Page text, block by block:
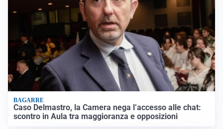
BAGARRE
Caso Delmastro, la Camera nega l’accesso alle chat:
scontro in Aula tra maggioranza e opposizioni